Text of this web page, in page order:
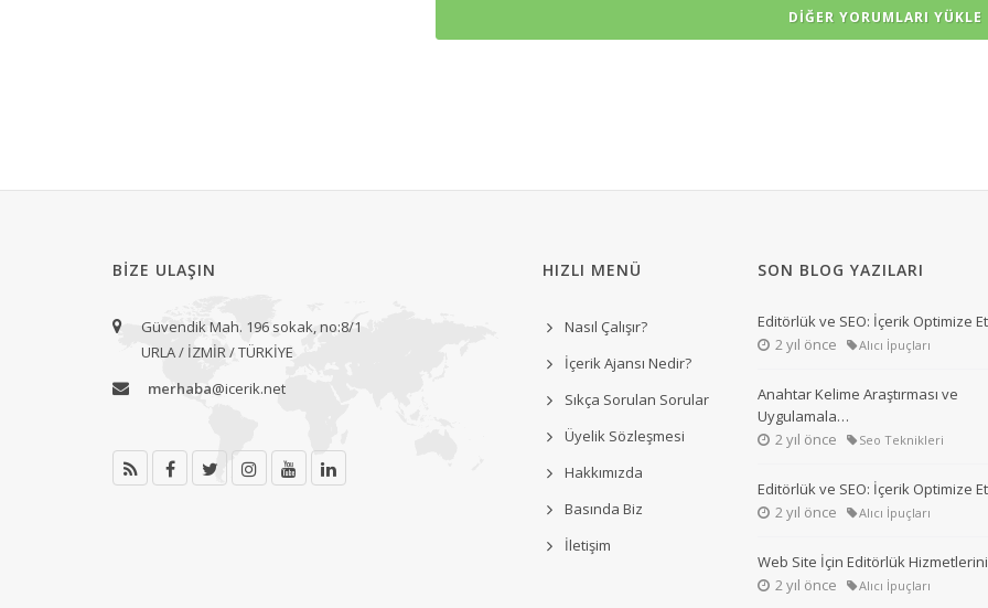
DIĞER YORUMLARI
BIZE ULAŞIN
Güvendik Mah. 196 sokak, no:8/1
URLA / İZMİR / TÜRKİYE
merhaba@icerik.net
HIZLI MENÜ
Nasıl Çalışır?
İçerik Ajansı Nedir?
Sıkça Sorulan Sorular
Üyelik Sözleşmesi
Hakkımızda
Basında Biz
İletişim
SON BLOG YAZILARI
Editörlük ve SEO: İçerik Optimize
2 yıl önce
Alıcı İpuçları
Anahtar Kelime Araştırması ve
Uygulamala…
2 yıl önce
Seo Teknikleri
Editörlük ve SEO: İçerik Optimize
2 yıl önce
Alıcı İpuçları
Web Site İçin Editörlük
2 yıl önce
Alıcı İpuçları